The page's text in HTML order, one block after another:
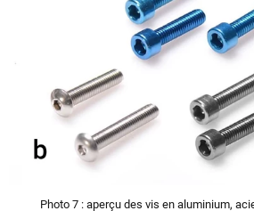
Photo 7 : aperçu des vis en aluminium,